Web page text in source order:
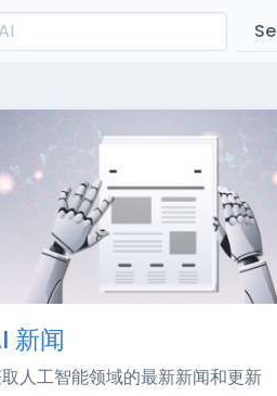
新闻
人工智能领域的最新新闻和更新